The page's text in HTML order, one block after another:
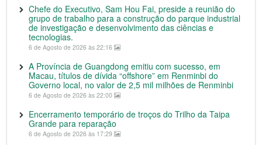
Chefe do Executivo, Sam Hou Fai, preside a reunião do
grupo de trabalho para a construção do parque industrial
de investigação e desenvolvimento das ciências e
tecnologias.
6 de Agosto de 2026 às 22:16
A Província de Guangdong emitiu com sucesso, em
Macau, títulos de dívida “offshore” em Renminbi do
Governo local, no valor de 2,5 mil milhões de Renminbi
6 de Agosto de 2026 às 22:00
Encerramento temporário de troços do Trilho da Taipa
Grande para reparação
6 de Agosto de 2026 às 17:29